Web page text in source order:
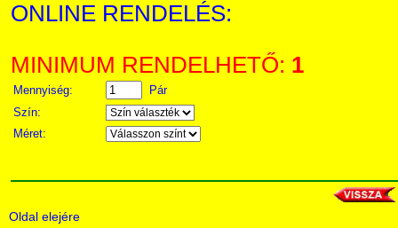
ONLINE RENDELÉS:
MINIMUM RENDELHETŐ: 1
Mennyiség:
Pár
Szín:
Méret:
Oldal elejére